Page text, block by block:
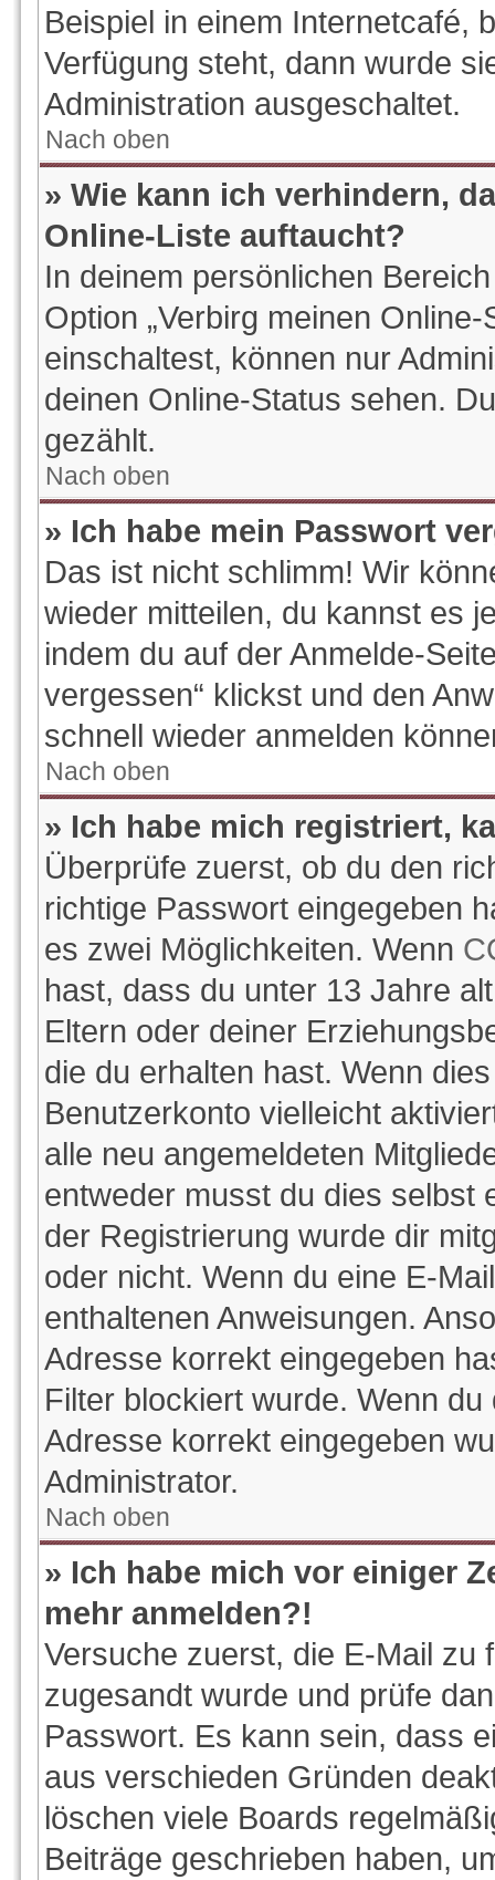
Beispiel in einem Internetcafé,
Verfügung steht, dann wurde
Administration ausgeschaltet.
Nach oben
» Wie kann ich verhindern,
Online-Liste auftaucht?
In deinem persönlichen
Option „Verbirg meinen
einschaltest, können nur
deinen Online-Status sehen.
gezählt.
Nach oben
» Ich habe mein Passwort
Das ist nicht schlimm! Wir
wieder mitteilen, du kannst es
indem du auf der Anmelde-
vergessen“ klickst und den
schnell wieder anmelden
Nach oben
» Ich habe mich registriert,
Überprüfe zuerst, ob du den
richtige Passwort eingegeben
es zwei Möglichkeiten. Wenn
hast, dass du unter 13 Jahre
Eltern oder deiner
die du erhalten hast. Wenn
Benutzerkonto vielleicht
alle neu angemeldeten
entweder musst du dies selbst
der Registrierung wurde dir
oder nicht. Wenn du eine E-
enthaltenen Anweisungen.
Adresse korrekt eingegeben
Filter blockiert wurde. Wenn
Adresse korrekt eingegeben
Administrator.
Nach oben
» Ich habe mich vor einiger
mehr anmelden?!
Versuche zuerst, die E-Mail zu
zugesandt wurde und prüfe
Passwort. Es kann sein, dass
aus verschieden Gründen
löschen viele Boards
Beiträge geschrieben haben,